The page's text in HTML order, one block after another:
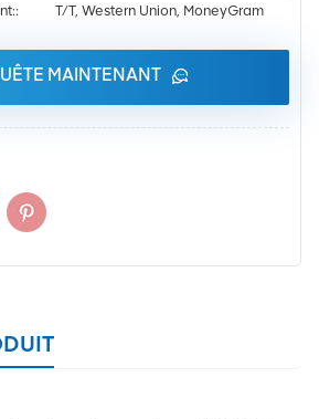
T/T, Western Union, MoneyGram
MAINTENANT